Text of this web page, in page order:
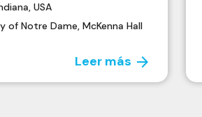
USA
of Notre Dame, McKenna Hall
Leer más arrow_forward